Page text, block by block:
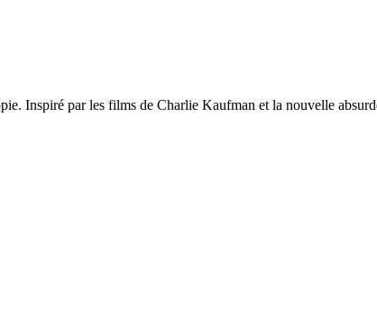
Inspiré par les films de Charlie Kaufman et la nouvelle